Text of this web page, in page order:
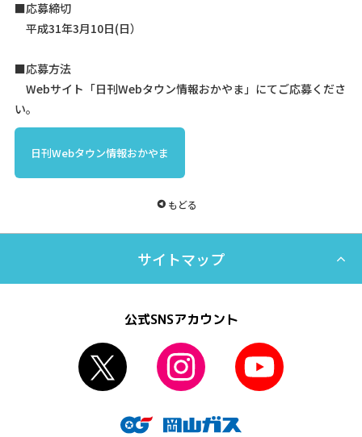
■応募締切
平成31年3月10日(日）
■応募方法
Webサイト「日刊Webタウン情報おかやま」にてご応募くださ
い。
日刊Webタウン情報おかやま
もどる
サイトマップ
公式SNSアカウント